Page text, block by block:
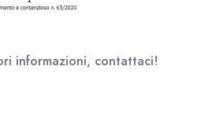
informazioni, contattaci!